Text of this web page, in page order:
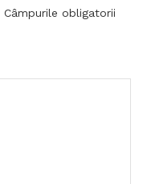
Câmpurile obligatorii